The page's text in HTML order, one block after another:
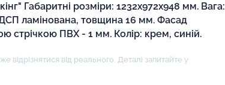
Габаритні розміри: 1232х972х948 мм. Вага:
ДСП ламінована, товщина 16 мм. Фасад
стрічкою ПВХ - 1 мм. Колір: крем, синій.
відрізнятися від реального. Деталі запитайте у